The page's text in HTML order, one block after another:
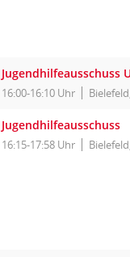
Jugendhilfeausschuss
16:00-16:10 Uhr
Jugendhilfeausschuss
16:15-17:58 Uhr